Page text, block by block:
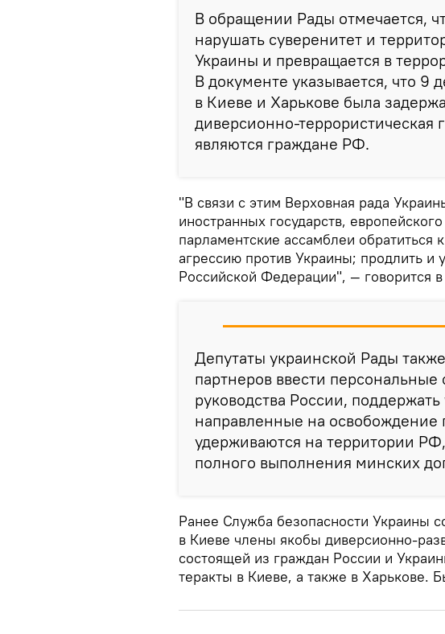
В обращении Рады отмечается,
нарушать суверенитет и
Украины и превращается в
В документе указывается, что 9
в Киеве и Харькове была
диверсионно-террористическая
являются граждане РФ.
"В связи с этим Верховная рада
иностранных государств,
парламентские ассамблеи обратиться
агрессию против Украины; продлить и
Российской Федерации", — говорится
Депутаты украинской Рады
партнеров ввести персональные
руководства России,
направленные на освобождение
удерживаются на территории
полного выполнения минских
Ранее Служба безопасности Украины
в Киеве члены якобы диверсионно-
состоящей из граждан России и
теракты в Киеве, а также в Харькове.